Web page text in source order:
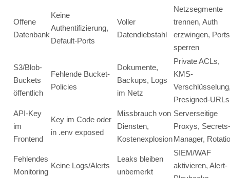
Offene
Datenbank
Keine
Authentifizierung,
Default-Ports
Voller
Datendiebstahl
Netzsegmente
trennen, Auth
erzwingen, Ports
sperren
S3/Blob-
Buckets
öffentlich
Fehlende Bucket-
Policies
Dokumente,
Backups, Logs
im Netz
Private ACLs,
KMS-
Presigned-URLs
API-Key
im
Frontend
Key im Code oder
in .env exposed
Missbrauch von
Diensten,
Kostenexplosion
Serverseitige
Proxys, Secrets-
Manager,
Fehlendes
Monitoring
Keine Logs/Alerts
Leaks bleiben
unbemerkt
SIEM/WAF
aktivieren, Alert-